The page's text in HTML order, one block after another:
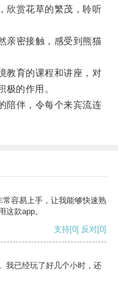
赏花草的繁茂，聆听
密接触，感受到熊猫
育的课程和讲座，对
极的作用。
伴，令每个来宾流连
容易上手，让我能够快速熟
款app。
支持[0] 反对[0]
我已经玩了好几个小时，还